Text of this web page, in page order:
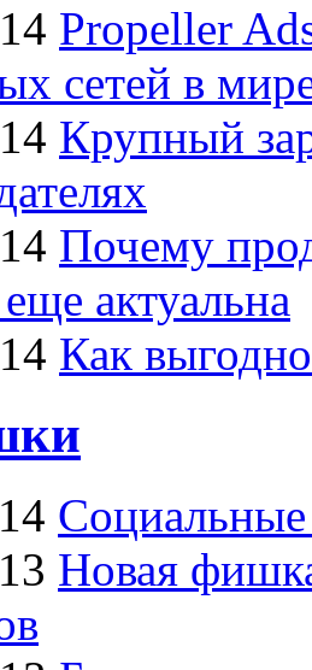
Propeller
сетей в
Крупный
Почему
актуальна
Как
Социальные
Новая